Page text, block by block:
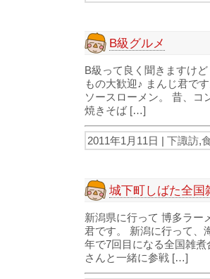
B級グルメ
B級って良く聞きますけ
もの大歓迎♪ まんじ君で
ソースローメン。 昔、コ
焼きそば […]
2011年1月11日 | 下諏訪,
城下町しばた全国
新潟県に行って 博多ラー
君です。 新潟に行って、
年で7回目になる全国雑
さんと一緒に参戦 […]